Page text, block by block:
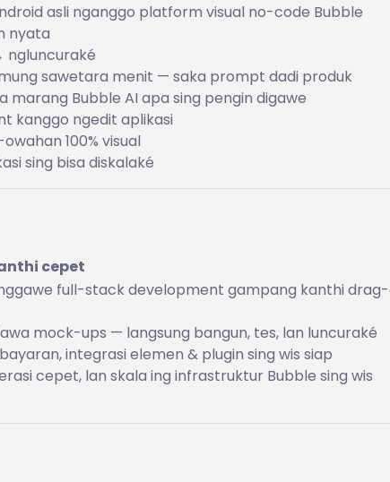
asli nganggo platform visual no-code Bubble
nyata
ngluncuraké
sawetara menit — saka prompt dadi produk
Bubble AI apa sing pengin digawe
kanggo ngedit aplikasi
100% visual
sing bisa diskalaké
cepet
full-stack development gampang kanthi
mock-ups — langsung bangun, tes, lan luncuraké
integrasi elemen & plugin sing wis siap
cepet, lan skala ing infrastruktur Bubble sing wis